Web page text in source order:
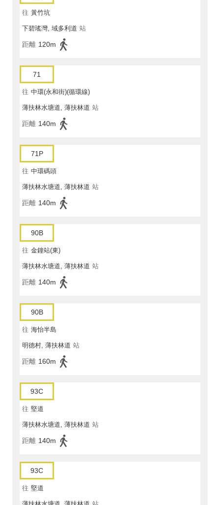
往 黃竹坑
下碧瑤灣, 域多利道 站
距離 120m
71
往 中環(永和街)(循環線)
薄扶林水塘道, 薄扶林道 站
距離 140m
71P
往 中環碼頭
薄扶林水塘道, 薄扶林道 站
距離 140m
90B
往 金鐘站(東)
薄扶林水塘道, 薄扶林道 站
距離 140m
90B
往 海怡半島
明德村, 薄扶林道 站
距離 160m
93C
往 堅道
薄扶林水塘道, 薄扶林道 站
距離 140m
93C
往 堅道